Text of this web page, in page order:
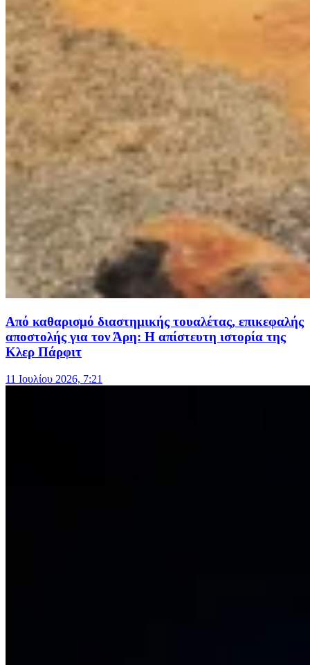
Από καθαρισμό διαστημικής τουαλέτας, επικεφαλής
αποστολής για τον Άρη: Η απίστευτη ιστορία της
Κλερ Πάρφιτ
11 Ιουλίου 2026, 7:21